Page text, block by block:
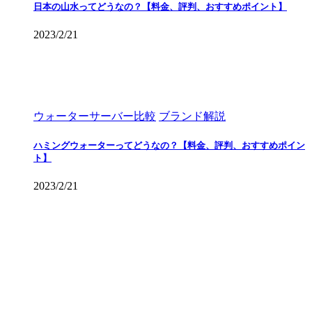
日本の山水ってどうなの？【料金、評判、おすすめポイント】
2023/2/21
ウォーターサーバー比較 ブランド解説
ハミングウォーターってどうなの？【料金、評判、おすすめポイン
ト】
2023/2/21